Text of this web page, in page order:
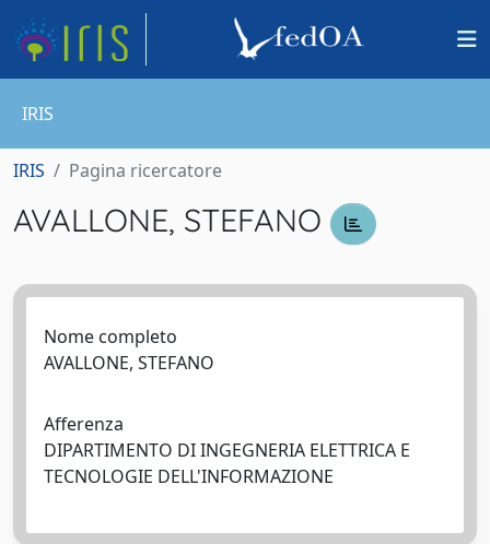
IRIS
IRIS Pagina ricercatore
AVALLONE, STEFANO
Nome completo
AVALLONE, STEFANO
Afferenza
DIPARTIMENTO DI INGEGNERIA ELETTRICA E
TECNOLOGIE DELL'INFORMAZIONE